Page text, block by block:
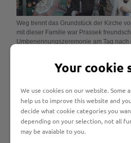
Weg trennt das Grundstück der Kirche
mit dieser Familie war Prassek
Umbenennungszeremonie am Tag nach
Mut gehabt hat, die Wahrheit zu sagen
Priesterseminar Osnabrück
Große Domsfreiheit 5, 49074 Osnabrück
Your cookie
We use cookies on our website. Some
help us to improve this website and
decide what cookie categories you
depending on your selection, not all
may be avaiable to you.